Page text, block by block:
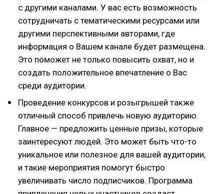
с другими каналами. У вас есть возможность
сотрудничать с тематическими ресурсами или
другими перспективными авторами, где
информация о Вашем канале будет размещена.
Это поможет не только повысить охват, но и
создать положительное впечатление о Вас
среди аудитории.
Проведение конкурсов и розыгрышей также
отличный способ привлечь новую аудиторию.
Главное — предложить ценные призы, которые
заинтересуют людей. Это может быть что-то
уникальное или полезное для вашей аудитории,
и такие мероприятия помогут быстро
увеличивать число подписчиков. Программа